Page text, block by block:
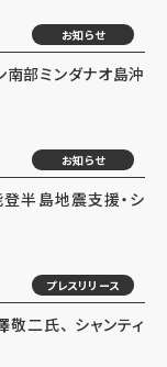
お知らせ
南部ミンダナオ島沖
お知らせ
半島地震支援・シ
プレスリリース
二氏、 シャンティ